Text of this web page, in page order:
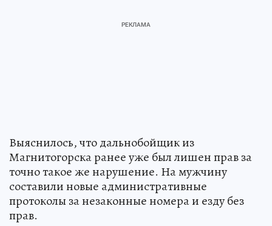
Выяснилось, что дальнобойщик из
Магнитогорска ранее уже был лишен прав за
точно такое же нарушение. На мужчину
составили новые административные
протоколы за незаконные номера и езду без
прав.